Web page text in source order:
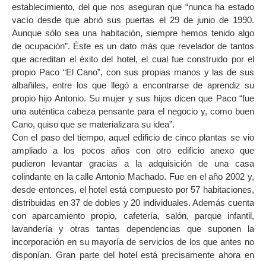
establecimiento, del que nos aseguran que “nunca ha estado
vacío desde que abrió sus puertas el 29 de junio de 1990.
Aunque sólo sea una habitación, siempre hemos tenido algo
de ocupación”. Éste es un dato más que revelador de tantos
que acreditan el éxito del hotel, el cual fue construido por el
propio Paco “El Cano”, con sus propias manos y las de sus
albañiles, entre los que llegó a encontrarse de aprendiz su
propio hijo Antonio. Su mujer y sus hijos dicen que Paco “fue
una auténtica cabeza pensante para el negocio y, como buen
Cano, quiso que se materializara su idea”.
Con el paso del tiempo, aquel edificio de cinco plantas se vio
ampliado a los pocos años con otro edificio anexo que
pudieron levantar gracias a la adquisición de una casa
colindante en la calle Antonio Machado. Fue en el año 2002 y,
desde entonces, el hotel está compuesto por 57 habitaciones,
distribuidas en 37 de dobles y 20 individuales. Además cuenta
con aparcamiento propio, cafetería, salón, parque infantil,
lavandería y otras tantas dependencias que suponen la
incorporación en su mayoría de servicios de los que antes no
disponían. Gran parte del hotel está precisamente ahora en